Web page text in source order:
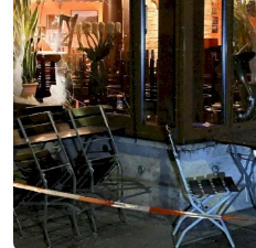
SHOWBIZ
SPORT
SHENDETI
JETA
Gallery